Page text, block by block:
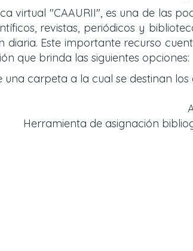
virtual "CAAURII", es una de las
revistas, periódicos y
diaria. Este importante recurso
que brinda las siguientes opciones:
una carpeta a la cual se destinan
Herramienta de asignación